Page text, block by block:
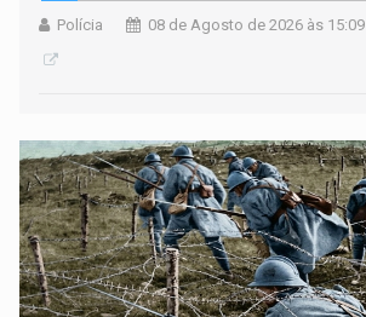
Polícia 08 de Agosto de 2026 às 15:09